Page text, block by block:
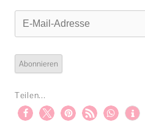
E-
Mail-
Abonnieren
Teilen...